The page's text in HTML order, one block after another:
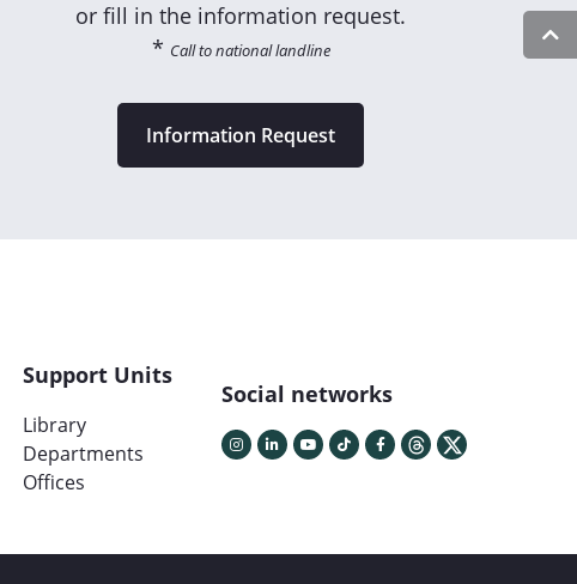
or fill in the information request.
* Call to national landline
Information Request
Support Units
Library
Departments
Offices
Social networks